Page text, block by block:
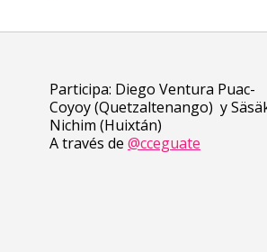
Participa: Diego Ventura Puac-
Coyoy (Quetzaltenango) y
Nichim (Huixtán)
A través de @cceguate